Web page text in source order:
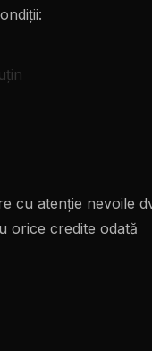
cu atenție nevoile
orice credite odată